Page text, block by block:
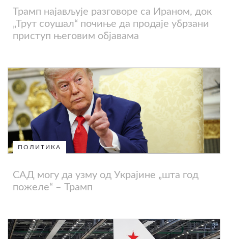
Трамп најављује разговоре са Ираном, док
„Трут соушал“ почиње да продаје убрзани
приступ његовим објавама
ПОЛИТИКА
САД могу да узму од Украјине „шта год
пожеле“ – Трамп